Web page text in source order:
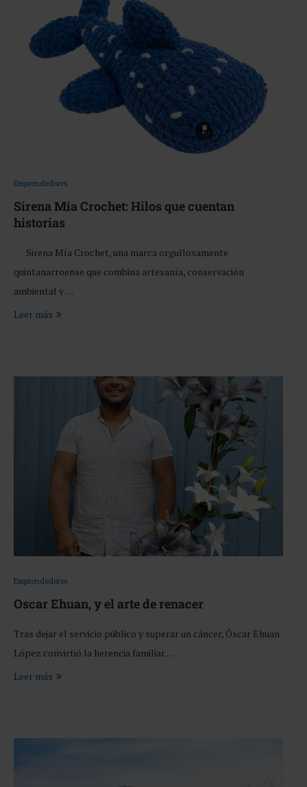
Emprendedores
Sirena Mia Crochet: Hilos que cuentan
historias
Sirena Mía Crochet, una marca orgullosamente
quintanarroense que combina artesanía, conservación
ambiental y …
Leer más
Emprendedores
Oscar Ehuan, y el arte de renacer
Tras dejar el servicio público y superar un cáncer, Óscar Ehuan
López convirtió la herencia familiar …
Leer más